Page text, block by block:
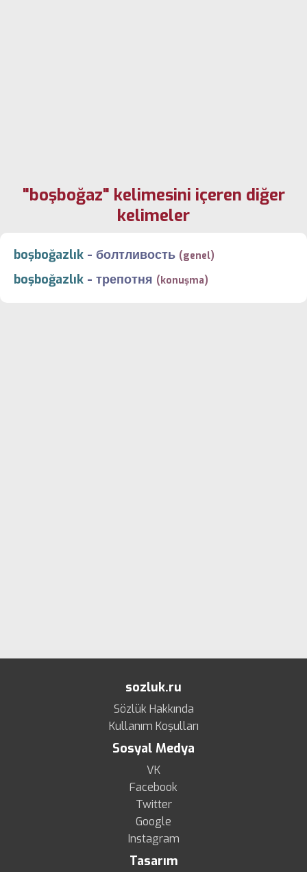
"boşboğaz" kelimesini içeren diğer
kelimeler
boşboğazlık - болтливость (genel)
boşboğazlık - трепотня (konuşma)
sozluk.ru
Sözlük Hakkında
Kullanım Koşulları
Sosyal Medya
VK
Facebook
Twitter
Google
Instagram
Tasarım